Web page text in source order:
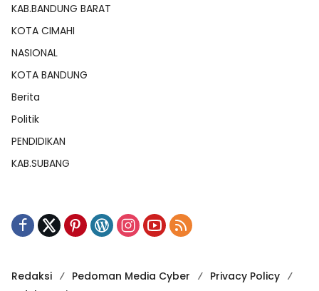
KAB.BANDUNG BARAT
KOTA CIMAHI
NASIONAL
KOTA BANDUNG
Berita
Politik
PENDIDIKAN
KAB.SUBANG
Redaksi Pedoman Media Cyber
Privacy Policy